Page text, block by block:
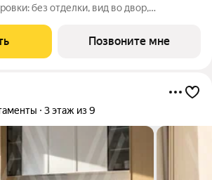
без отделки, вид во двор,
спальни. Срок сдачи IV кв. 2027
Позвоните мне
3 этаж из 9